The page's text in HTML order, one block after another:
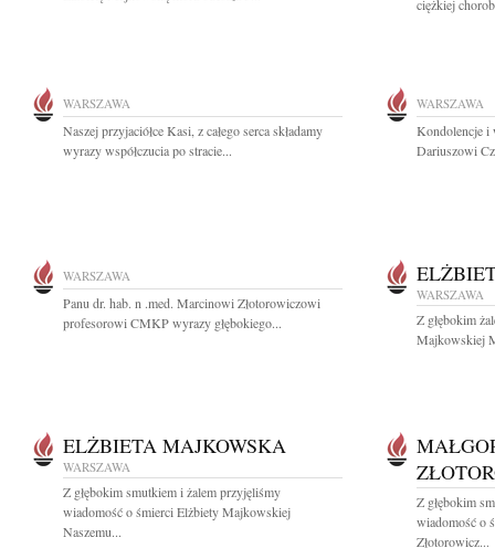
ciężkiej
WARSZAWA
Naszej przyjaciółce Kasi, z całego serca składamy
wyrazy współczucia po stracie...
WARSZAWA
Kondolencje i
Dariuszowi
WARSZAWA
Panu dr. hab. n .med. Marcinowi Złotorowiczowi
profesorowi CMKP wyrazy głębokiego...
WARSZAWA
Z głębokim
Majkowskiej
ELŻBIETA MAJKOWSKA
WARSZAWA
Z głębokim smutkiem i żalem przyjęliśmy
wiadomość o śmierci Elżbiety Majkowskiej
Naszemu...
Z głębokim
wiadomość o
Złotorowicz...